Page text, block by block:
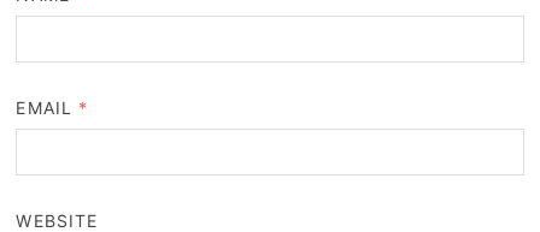
EMAIL *
WEBSITE